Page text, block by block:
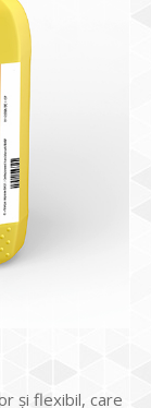
şi flexibil, care